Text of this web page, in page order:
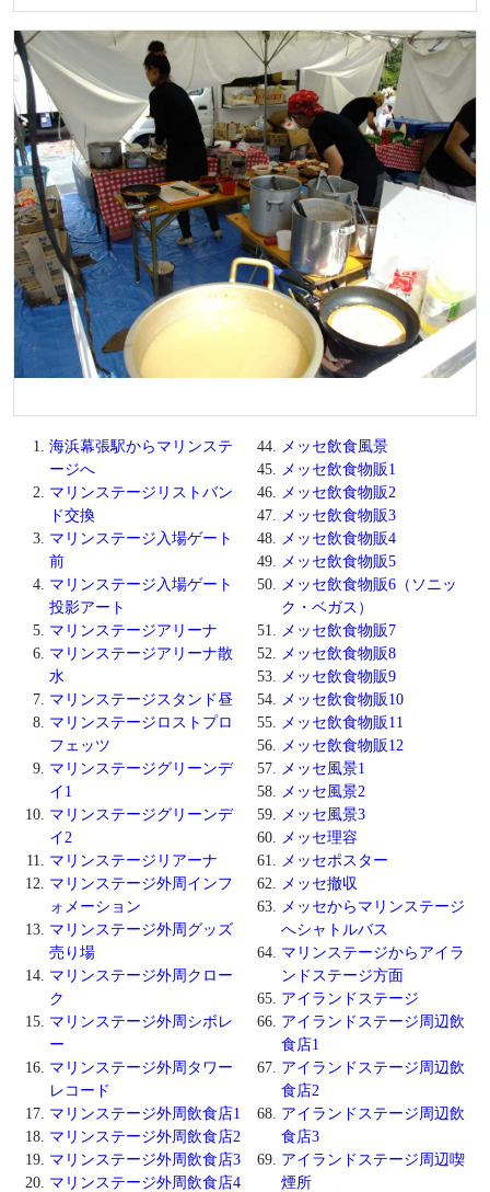
海浜幕張駅からマリンステ
ージへ
マリンステージリストバン
ド交換
マリンステージ入場ゲート
前
マリンステージ入場ゲート
投影アート
マリンステージアリーナ
マリンステージアリーナ散
水
マリンステージスタンド昼
マリンステージロストプロ
フェッツ
マリンステージグリーンデ
イ1
マリンステージグリーンデ
イ2
マリンステージリアーナ
マリンステージ外周インフ
ォメーション
マリンステージ外周グッズ
売り場
マリンステージ外周クロー
ク
マリンステージ外周シボレ
ー
マリンステージ外周タワー
レコード
マリンステージ外周飲食店1
マリンステージ外周飲食店2
マリンステージ外周飲食店3
マリンステージ外周飲食店4
メッセ飲食風景
メッセ飲食物販1
メッセ飲食物販2
メッセ飲食物販3
メッセ飲食物販4
メッセ飲食物販5
メッセ飲食物販6（ソニッ
ク・ベガス）
メッセ飲食物販7
メッセ飲食物販8
メッセ飲食物販9
メッセ飲食物販10
メッセ飲食物販11
メッセ飲食物販12
メッセ風景1
メッセ風景2
メッセ風景3
メッセ理容
メッセポスター
メッセ撤収
メッセからマリンステージ
へシャトルバス
マリンステージからアイラ
ンドステージ方面
アイランドステージ
アイランドステージ周辺飲
食店1
アイランドステージ周辺飲
食店2
アイランドステージ周辺飲
食店3
アイランドステージ周辺喫
煙所